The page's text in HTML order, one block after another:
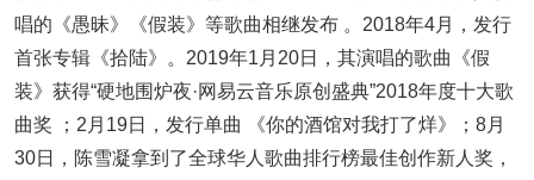
唱的《愚昧》《假装》等歌曲相继发布 。2018年4月，发行
首张专辑《拾陆》。2019年1月20日，其演唱的歌曲《假
装》获得“硬地围炉夜·网易云音乐原创盛典”2018年度十大歌
曲奖 ；2月19日，发行单曲 《你的酒馆对我打了烊》；8月
30日，陈雪凝拿到了全球华人歌曲排行榜最佳创作新人奖，